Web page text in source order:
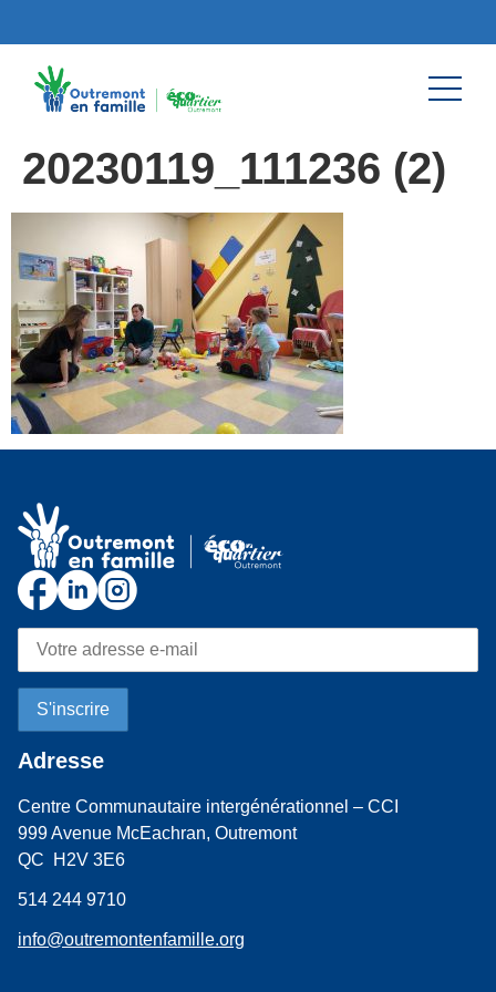
20230119_111236 (2)
Adresse
Centre Communautaire intergénérationnel – CCI
999 Avenue McEachran, Outremont
QC H2V 3E6
514 244 9710
info@outremontenfamille.org